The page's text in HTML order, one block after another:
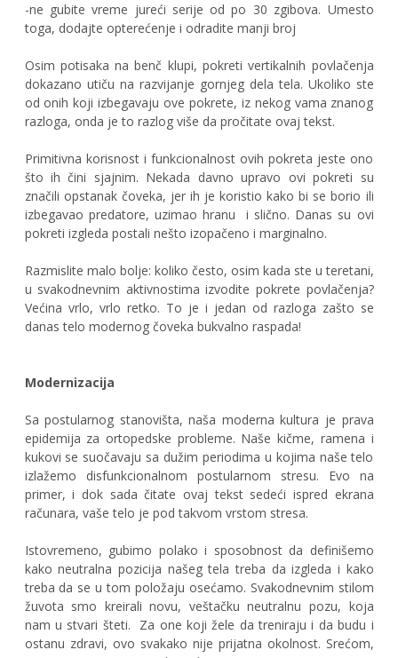
-ne gubite vreme jureći serije od po 30 zgibova. Umesto
toga, dodajte opterećenje i odradite manji broj
Osim potisaka na benč klupi, pokreti vertikalnih povlačenja
dokazano utiču na razvijanje gornjeg dela tela. Ukoliko ste
od onih koji izbegavaju ove pokrete, iz nekog vama znanog
razloga, onda je to razlog više da pročitate ovaj tekst.
Primitivna korisnost i funkcionalnost ovih pokreta jeste ono
što ih čini sjajnim. Nekada davno upravo ovi pokreti su
značili opstanak čoveka, jer ih je koristio kako bi se borio ili
izbegavao predatore, uzimao hranu i slično. Danas su ovi
pokreti izgleda postali nešto izopačeno i marginalno.
Razmislite malo bolje: koliko često, osim kada ste u teretani,
u svakodnevnim aktivnostima izvodite pokrete povlačenja?
Većina vrlo, vrlo retko. To je i jedan od razloga zašto se
danas telo modernog čoveka bukvalno raspada!
Modernizacija
Sa postularnog stanovišta, naša moderna kultura je prava
epidemija za ortopedske probleme. Naše kičme, ramena i
kukovi se suočavaju sa dužim periodima u kojima naše telo
izlažemo disfunkcionalnom postularnom stresu. Evo na
primer, i dok sada čitate ovaj tekst sedeći ispred ekrana
računara, vaše telo je pod takvom vrstom stresa.
Istovremeno, gubimo polako i sposobnost da definišemo
kako neutralna pozicija našeg tela treba da izgleda i kako
treba da se u tom položaju osećamo. Svakodnevnim stilom
žuvota smo kreirali novu, veštačku neutralnu pozu, koja
nam u stvari šteti. Za one koji žele da treniraju i da budu i
ostanu zdravi, ovo svakako nije prijatna okolnost. Srećom,